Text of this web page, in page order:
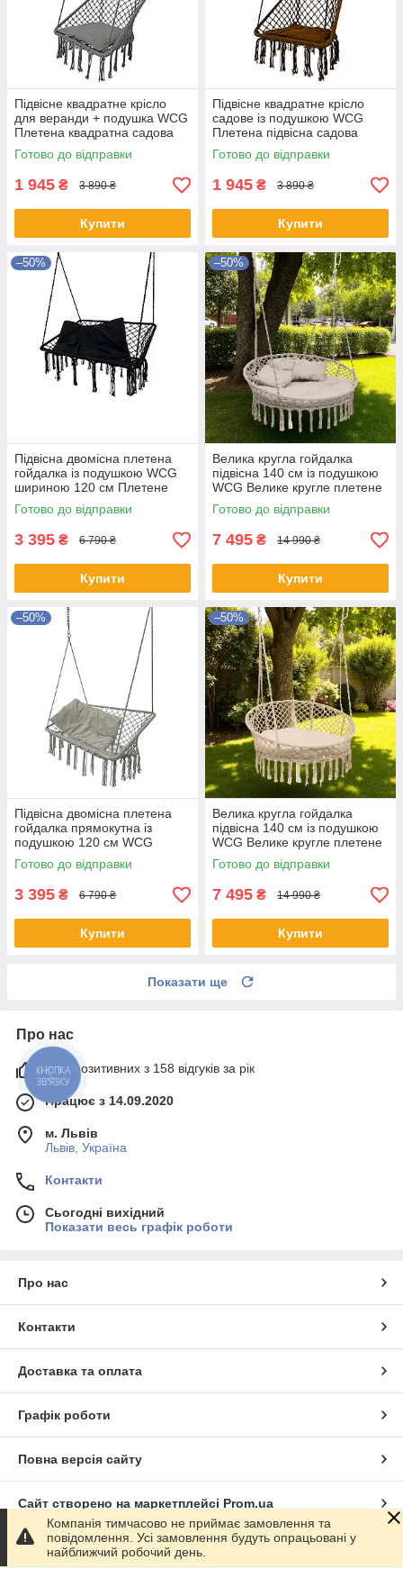
Підвісне квадратне крісло
для веранди + подушка WCG
Плетена квадратна садова
гойдалка із подушкою
Графітовий
Готово до відправки
1 945 ₴ 3 890 ₴
Купити
Підвісне квадратне крісло
садове із подушкою WCG
Плетена підвісна садова
гойдалка із подушкою
Коричневий
Готово до відправки
1 945 ₴ 3 890 ₴
Купити
–50%
Підвісна двомісна плетена
гойдалка із подушкою WCG
шириною 120 см Плетене
підвісне крісло для двох
Чорний
Готово до відправки
3 395 ₴ 6 790 ₴
Купити
–50%
Велика кругла гойдалка
підвісна 140 см із подушкою
WCG Велике кругле плетене
крісло із м’якою подушкою
Сірий
Готово до відправки
7 495 ₴ 14 990 ₴
Купити
–50%
Підвісна двомісна плетена
гойдалка прямокутна із
подушкою 120 см WCG
Плетене підвісне крісло Білий
Готово до відправки
3 395 ₴ 6 790 ₴
Купити
–50%
Велика кругла гойдалка
підвісна 140 см із подушкою
WCG Велике кругле плетене
крісло + 4 подушки Білий
Готово до відправки
7 495 ₴ 14 990 ₴
Купити
Показати ще
Про нас
99% позитивних з 158 відгуків за рік
Працює з 14.09.2020
м. Львів
Львів, Україна
Контакти
Сьогодні вихідний
Показати весь графік роботи
Про нас
Контакти
Доставка та оплата
Графік роботи
Повна версія сайту
Сайт створено на маркетплейсі Prom.ua
Політика конфіденційності
Компанія тимчасово не приймає замовлення та
повідомлення. Усі замовлення будуть опрацьовані у
найближчий робочий день.
КНОПКА
ЗВ'ЯЗКУ